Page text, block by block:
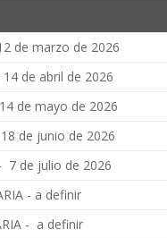
de marzo de 2026
14 de abril de 2026
de mayo de 2026
de junio de 2026
7 de julio de 2026
- a definir
- a definir